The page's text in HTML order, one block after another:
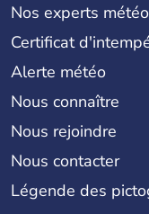
Nos experts météo
Certificat
Alerte météo
Nous connaître
Nous rejoindre
Nous contacter
Légende des